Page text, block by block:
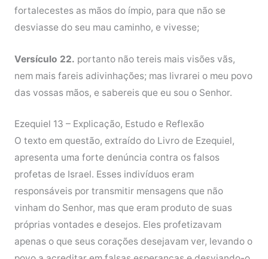
fortalecestes as mãos do ímpio, para que não se
desviasse do seu mau caminho, e vivesse;
Versículo 22. portanto não tereis mais visões vãs,
nem mais fareis adivinhações; mas livrarei o meu povo
das vossas mãos, e sabereis que eu sou o Senhor.
Ezequiel 13 – Explicação, Estudo e Reflexão
O texto em questão, extraído do Livro de Ezequiel,
apresenta uma forte denúncia contra os falsos
profetas de Israel. Esses indivíduos eram
responsáveis por transmitir mensagens que não
vinham do Senhor, mas que eram produto de suas
próprias vontades e desejos. Eles profetizavam
apenas o que seus corações desejavam ver, levando o